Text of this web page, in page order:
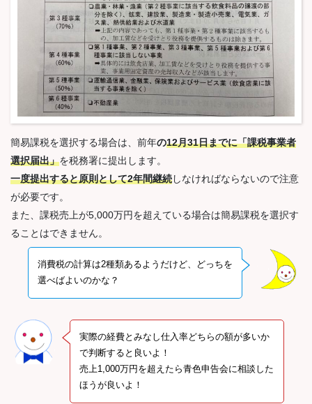
簡易課税を選択する場合は、前年の12月31日までに「課税事業者
選択届出」を税務署に提出します。
一度提出すると原則として2年間継続しなければならないので注意
が必要です。
また、課税売上が5,000万円を超えている場合は簡易課税を選択す
ることはできません。
消費税の計算は2種類あるようだけど、どっちを
選べばよいのかな？
実際の経費とみなし仕入率どちらの額が多いか
で判断すると良いよ！
売上1,000万円を超えたら青色申告会に相談した
ほうが良いよ！